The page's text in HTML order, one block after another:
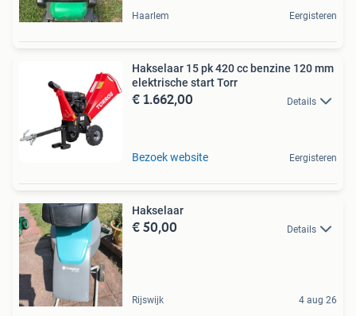
Haarlem Eergisteren
Hakselaar 15 pk 420 cc benzine 120 mm
elektrische start Torr
€ 1.662,00 Details
Bezoek website Eergisteren
Hakselaar
€ 50,00 Details
Rijswijk 4 aug 26